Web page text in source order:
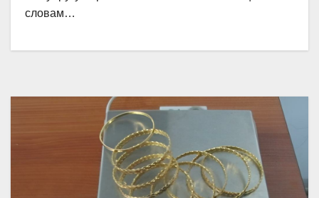
словам…